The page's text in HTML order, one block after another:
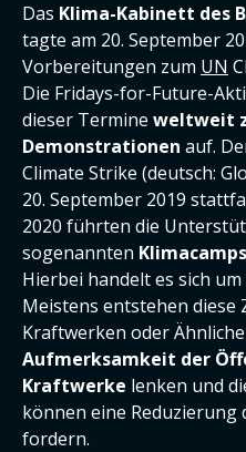
Das Klima-Kabinett des
tagte am 20. September
Vorbereitungen zum UN
Die Fridays-for-Future-
dieser Termine weltweit
Demonstrationen auf.
Climate Strike (deutsch:
20. September 2019
2020 führten die
sogenannten Klimacamps
Hierbei handelt es sich
Meistens entstehen diese
Kraftwerken oder
Aufmerksamkeit der
Kraftwerke lenken und
können eine
fordern.